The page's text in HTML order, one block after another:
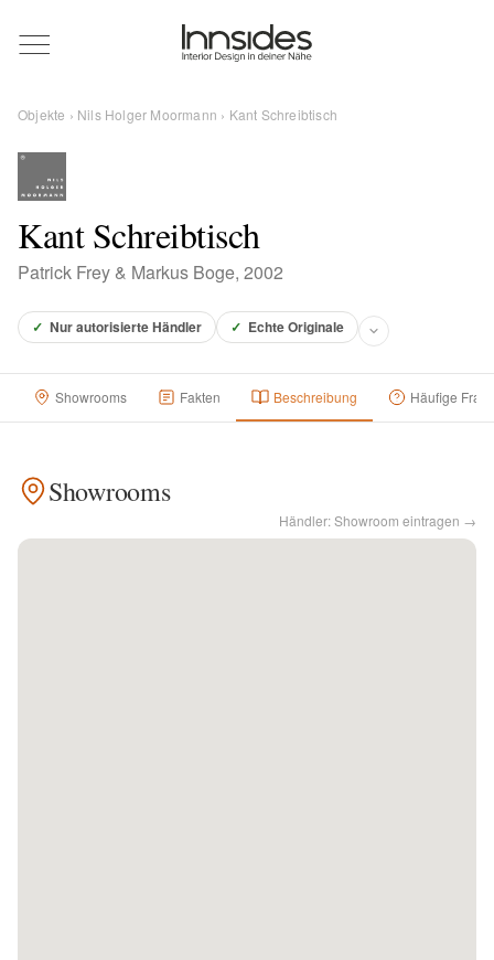
Magazin
Showrooms
Über uns
Kontakt
Objekte › Nils Holger Moormann › Kant Schreibtisch
Kant Schreibtisch
Patrick Frey & Markus Boge, 2002
✓ Nur autorisierte Händler ✓ Echte Originale
Showrooms Fakten Beschreibung Häufige
Showrooms
Händler: Showroom eintragen →